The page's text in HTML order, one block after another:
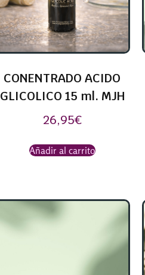
CONENTRADO ACIDO
GLICOLICO 15 ml. MJH
26,95€
Añadir al carrito